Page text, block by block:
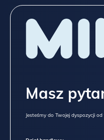
Masz
Jesteśmy do Twojej dyspozycji